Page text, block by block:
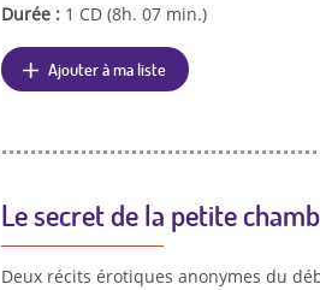
Durée : 1 CD (8h. 07 min.)
Ajouter à ma liste
Le secret de la petite
Deux récits érotiques anonymes du